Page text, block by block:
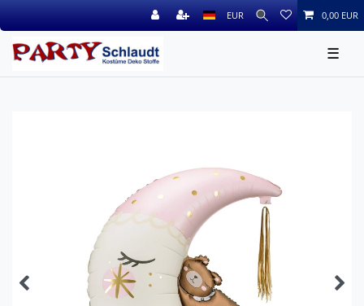
EUR 0,00 EUR
☰